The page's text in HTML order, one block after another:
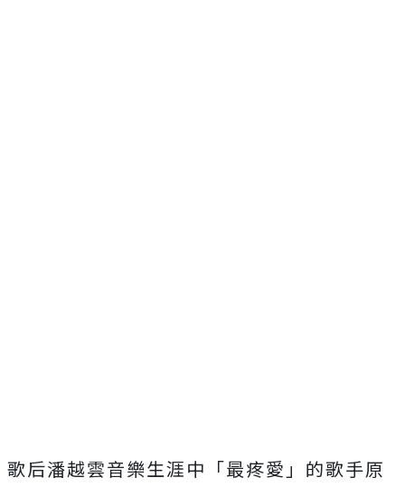
歌后潘越雲音樂生涯中「最疼愛」的歌手原